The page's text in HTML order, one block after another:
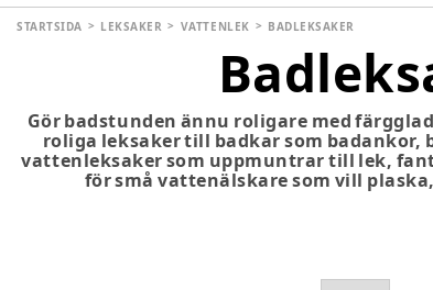
STARTSIDA LEKSAKER VATTENLEK BADLEKSAKER
Gör badstunden ännu roligare med
roliga leksaker till badkar som badankor,
vattenleksaker som uppmuntrar till lek,
för små vattenälskare som vill